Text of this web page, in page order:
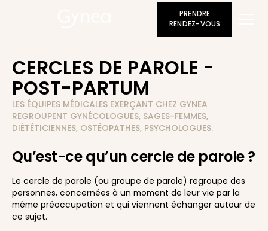
PRENDRE
RENDEZ-VOUS
CERCLES DE PAROLE -
POST-PARTUM
LES ÉQUIPES MÉDICALES EXERÇANT CHEZ GYNEA
REGROUPENT GYNÉCOLOGUES, SAGES-FEMMES,
DIÉTÉTICIENNES, OSTÉOPATHES, PSYCHOLOGUES.
Qu’est-ce qu’un cercle de parole ?
Le cercle de parole (ou groupe de parole) regroupe des
personnes, concernées à un moment de leur vie par la
même préoccupation et qui viennent échanger autour de
ce sujet.